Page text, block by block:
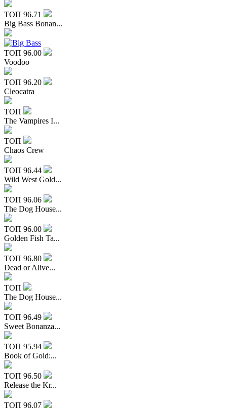
ТОП 96.71
Big Bass Bonan...
ТОП 96.00
Voodoo
ТОП 96.20
Cleocatra
ТОП
The Vampires I...
ТОП
Chaos Crew
ТОП 96.44
Wild West Gold...
ТОП 96.06
The Dog House...
ТОП 96.00
Golden Fish Ta...
ТОП 96.80
Dead or Alive...
ТОП
The Dog House...
ТОП 96.49
Sweet Bonanza...
ТОП 95.94
Book of Gold:...
ТОП 96.50
Release the Kr...
ТОП 96.07